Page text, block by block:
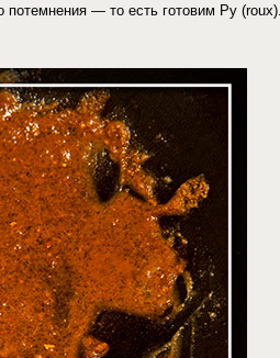
— то есть готовим Ру (roux).